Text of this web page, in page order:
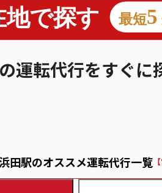
運転代行をすぐに
田駅のオススメ運転代行一覧【